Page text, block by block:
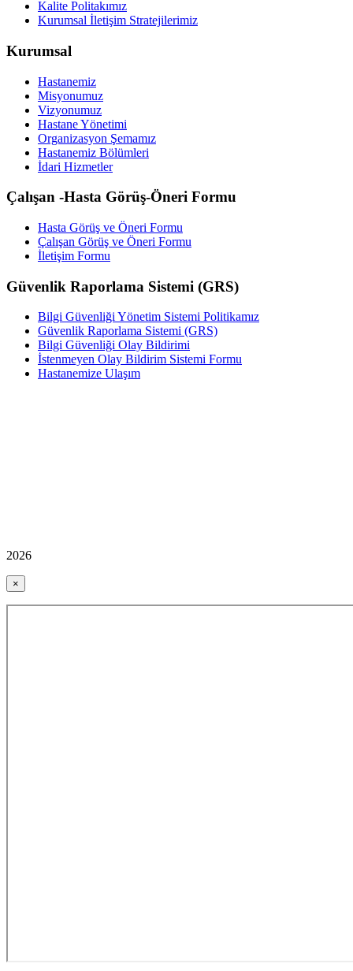
Kalite Politakımız
Kurumsal İletişim Stratejilerimiz
Kurumsal
Hastanemiz
Misyonumuz
Vizyonumuz
Hastane Yönetimi
Organizasyon Şemamız
Hastanemiz Bölümleri
İdari Hizmetler
Çalışan -Hasta Görüş-Öneri Formu
Hasta Görüş ve Öneri Formu
Çalışan Görüş ve Öneri Formu
İletişim Formu
Güvenlik Raporlama Sistemi (GRS)
Bilgi Güvenliği Yönetim Sistemi Politikamız
Güvenlik Raporlama Sistemi (GRS)
Bilgi Güvenliği Olay Bildirimi
İstenmeyen Olay Bildirim Sistemi Formu
Hastanemize Ulaşım
2026
×